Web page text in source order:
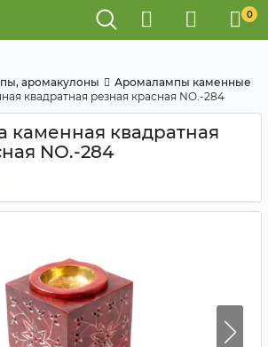
0
аромакулоны
Аромалампы каменные
квадратная резная красная NO.-284
каменная квадратная
NO.-284